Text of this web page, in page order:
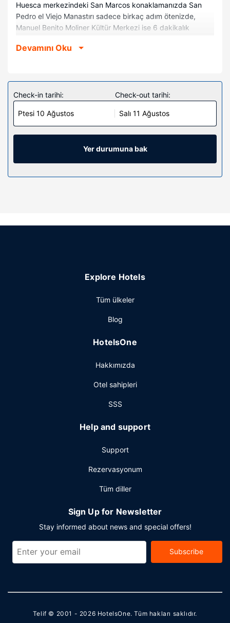
Huesca merkezindeki San Marcos konaklamanızda San
Pedro el Viejo Manastırı sadece birkaç adım ötenizde,
Manuel Benito Moliner Kültür Merkezi ise 6 dakikalık
0,7 mi (1,1 km) ve Santa María Koleji ile 0,8 mi (1,3 km)
30 oda mevcuttur. Odalarda özel balkon veya veranda
bulunur. Misafirlerimize ücretsiz kablosuz internet
sunulmaktadır. Misafirlerimizin iyi vakit geçirebilmesi için
uydu kanalları vardır. Misafirlerimize telefon ve masa gibi
imkânlar ve kolaylıklar sunulmaktadır. Ayrıca günlük olarak
oda/kat hizmeti verilmektedir.
Otelin güzelliği
Misafirlerimizin rahatı ve konforu için ücretsiz kablosuz
Misafirler için 24 saat açık resepsiyon, valiz dolabı ve
Devamını Oku
Check-in tarihi:
Ptesi 10 Ağustos
Check-out tarihi:
Salı 11 Ağustos
Yer durumuna bak
Explore Hotels
Tüm ülkeler
Blog
HotelsOne
Hakkımızda
Otel sahipleri
SSS
Help and support
Support
Rezervasyonum
Tüm diller
Sign Up for Newsletter
Stay informed about news and special offers!
Subscribe
Telif © 2001 - 2026 HotelsOne. Tüm hakları saklıdır.